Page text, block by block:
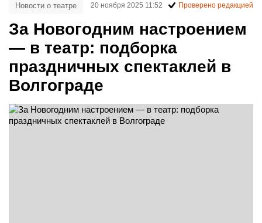
За Новогодним настроением
— в театр: подборка
праздничных спектаклей в
Волгограде
Новости о театре 20 ноября 2025 11:52 Проверено редакцией